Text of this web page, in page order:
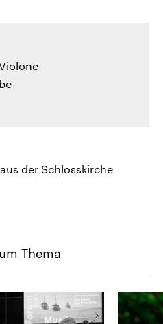
der Schlosskirche
Thema